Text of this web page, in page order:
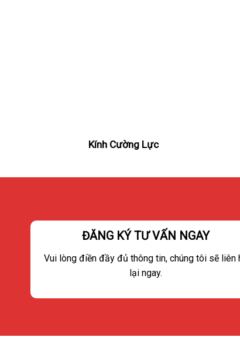
Kính Cường Lực
ĐĂNG KÝ TƯ VẤN NGAY
Vui lòng điền đầy đủ thông tin, chúng tôi sẽ liên
lại ngay.